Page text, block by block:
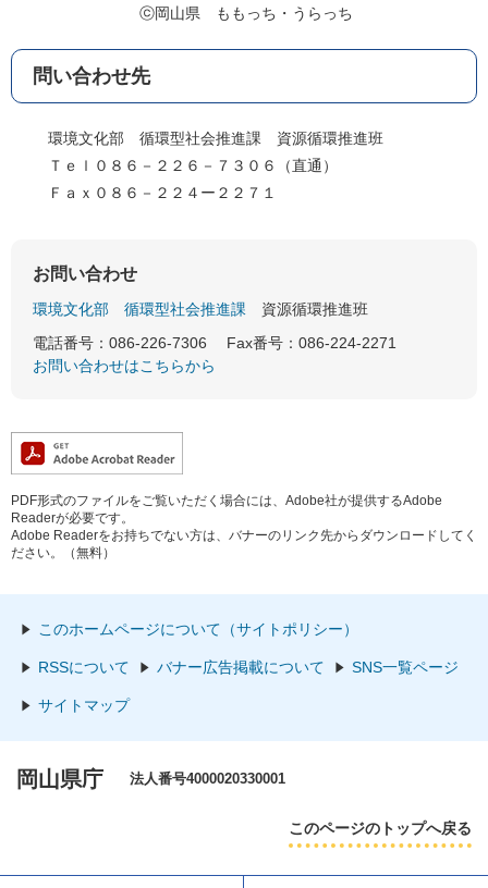
ⓒ岡山県 ももっち・うらっち
問い合わせ先
環境文化部 循環型社会推進課 資源循環推進班
Ｔｅｌ０８６－２２６－７３０６（直通）
Ｆａｘ０８６－２２４ー２２７１
お問い合わせ
環境文化部 循環型社会推進課
資源循環推進班
電話番号：086-226-7306
Fax番号：086-224-2271
お問い合わせはこちらから
PDF形式のファイルをご覧いただく場合には、Adobe社が提供するAdobe
Readerが必要です。
Adobe Readerをお持ちでない方は、バナーのリンク先からダウンロードしてく
ださい。（無料）
このホームページについて（サイトポリシー）
RSSについて バナー広告掲載について SNS一覧ページ
サイトマップ
岡山県庁 法人番号4000020330001
このページのトップへ戻る